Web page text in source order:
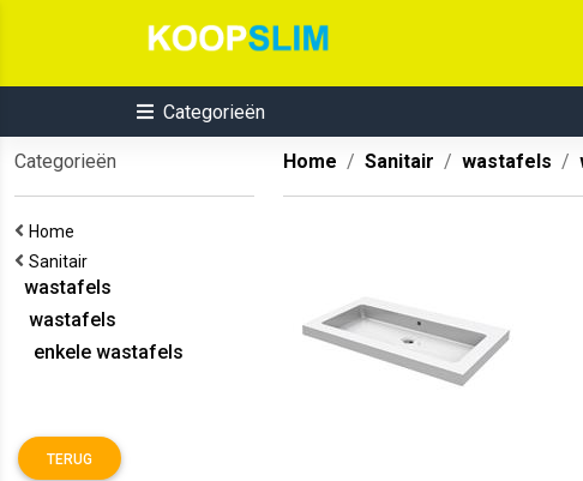
Categorieën
Categorieën
Home
Sanitair
wastafels
wastafels
enkele wastafels
TERUG
Home Sanitair wastafels